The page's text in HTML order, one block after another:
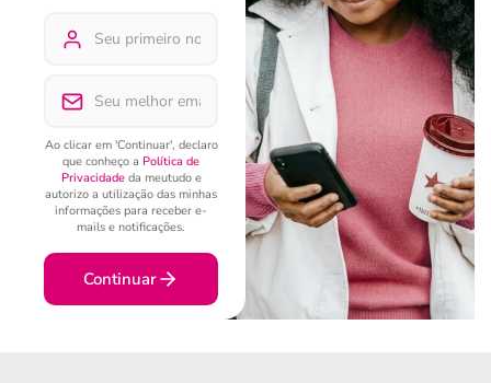
Ao clicar em 'Continuar', declaro
que conheço a Política de
Privacidadeda meutudo e
autorizo a utilização das minhas
informações para receber e-
mails e notificações.
Continuar